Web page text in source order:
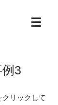
3
リックして